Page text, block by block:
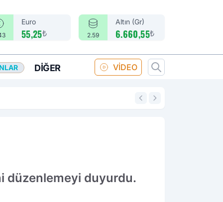
Euro
55,25₺ 2.59
Altın (Gr)
6.660,55₺
DIĞER VİDEO
14:18
düzenlemeyi duyurdu.